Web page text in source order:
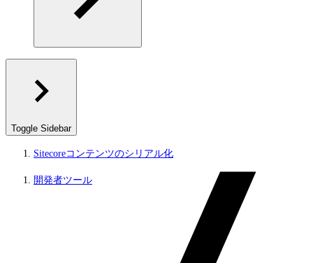
Toggle Sidebar
Sitecoreコンテンツのシリアル化
開発者ツール